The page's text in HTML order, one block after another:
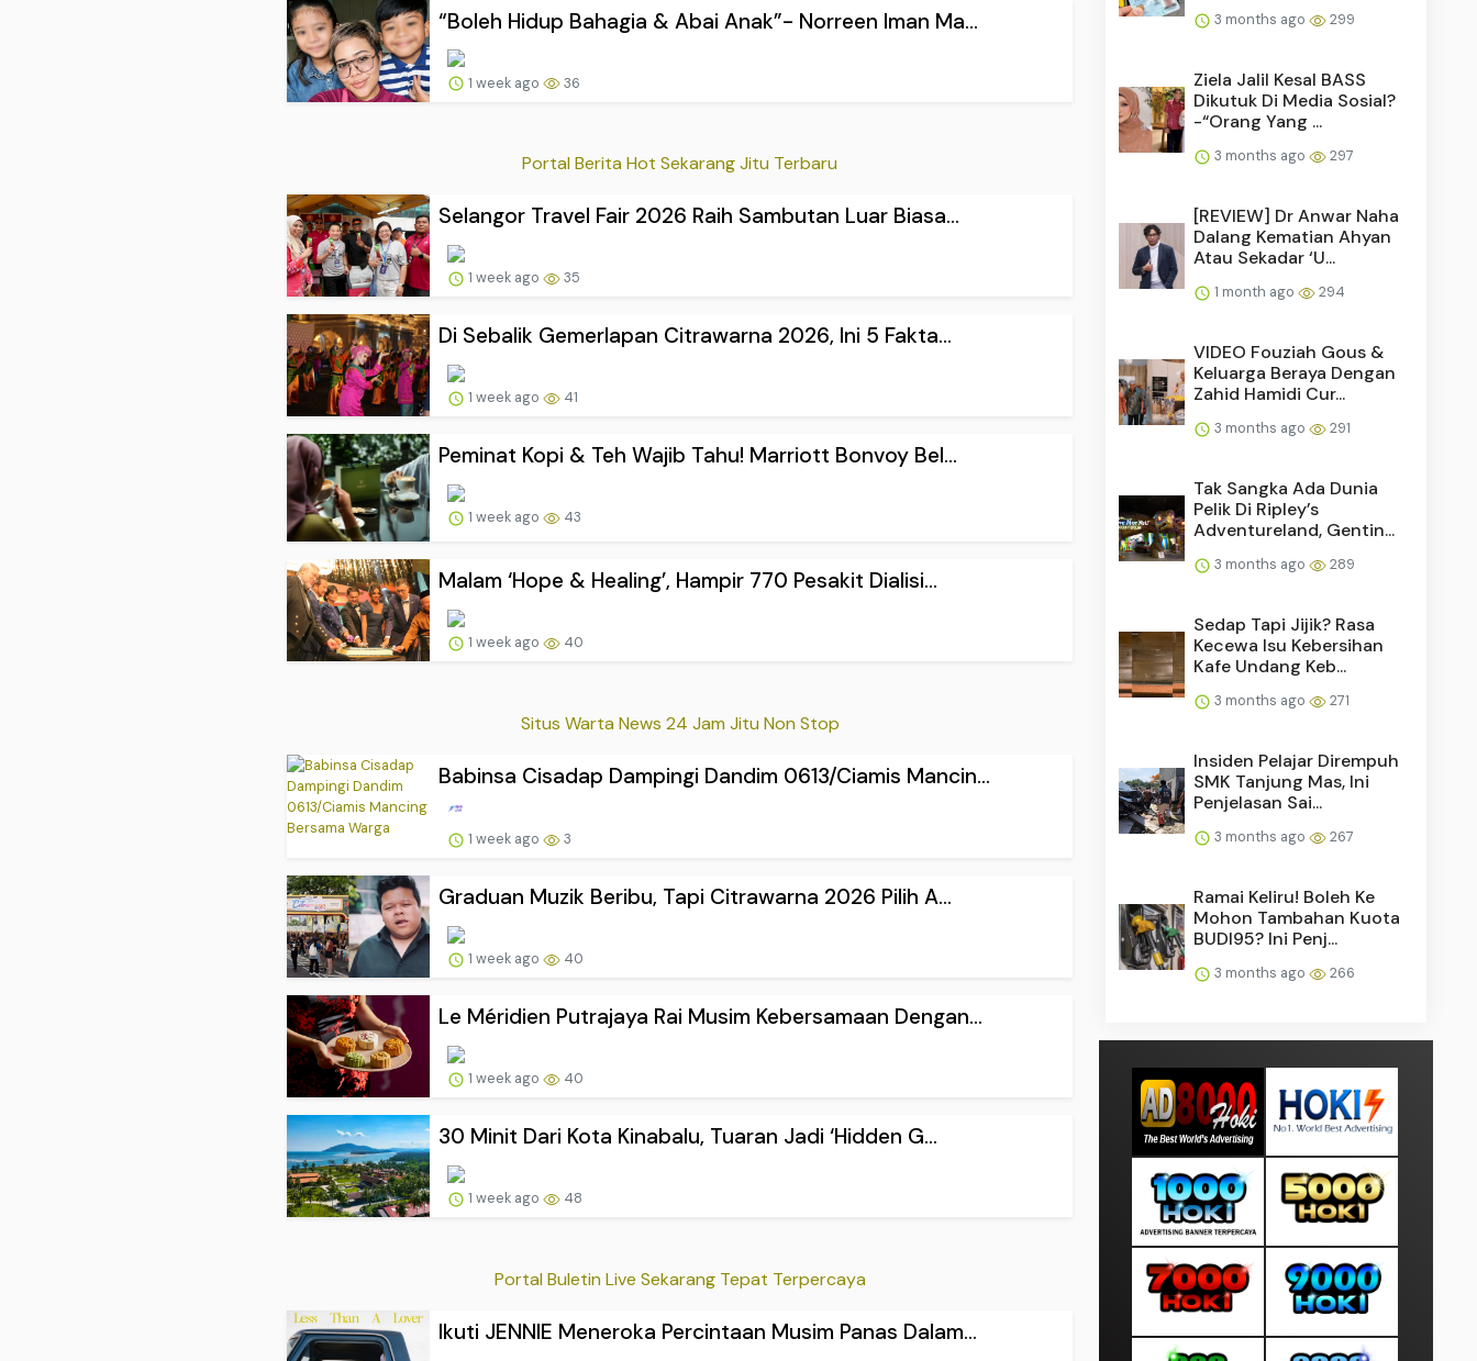
“Boleh Hidup Bahagia & Abai Anak”- Norreen Iman Ma...
1 week ago 36
Portal Berita Hot Sekarang Jitu Terbaru
Selangor Travel Fair 2026 Raih Sambutan Luar Biasa...
1 week ago 35
Di Sebalik Gemerlapan Citrawarna 2026, Ini 5 Fakta...
1 week ago 41
Peminat Kopi & Teh Wajib Tahu! Marriott Bonvoy Bel...
1 week ago 43
Malam ‘Hope & Healing’, Hampir 770 Pesakit Dialisi...
1 week ago 40
Situs Warta News 24 Jam Jitu Non Stop
Babinsa Cisadap Dampingi Dandim 0613/Ciamis Mancin...
1 week ago 3
Graduan Muzik Beribu, Tapi Citrawarna 2026 Pilih A...
1 week ago 40
Le Méridien Putrajaya Rai Musim Kebersamaan Dengan...
1 week ago 40
30 Minit Dari Kota Kinabalu, Tuaran Jadi ‘Hidden G...
1 week ago 48
Portal Buletin Live Sekarang Tepat Terpercaya
Ikuti JENNIE Meneroka Percintaan Musim Panas Dalam...
3 months ago 299
Ziela Jalil Kesal BASS
Dikutuk Di Media Sosial?
-“Orang Yang ...
3 months ago 297
[REVIEW] Dr Anwar Naha
Dalang Kematian Ahyan
Atau Sekadar ‘U...
1 month ago 294
VIDEO Fouziah Gous &
Keluarga Beraya Dengan
Zahid Hamidi Cur...
3 months ago 291
Tak Sangka Ada Dunia
Pelik Di Ripley’s
Adventureland, Gentin...
3 months ago 289
Sedap Tapi Jijik? Rasa
Kecewa Isu Kebersihan
Kafe Undang Keb...
3 months ago 271
Insiden Pelajar Dirempuh
SMK Tanjung Mas, Ini
Penjelasan Sai...
3 months ago 267
Ramai Keliru! Boleh Ke
Mohon Tambahan Kuota
BUDI95? Ini Penj...
3 months ago 266